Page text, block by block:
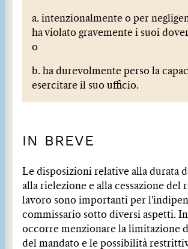
a. intenzionalmente o per
ha violato gravemente i suoi
o
b. ha durevolmente perso la
esercitare il suo ufficio.
IN BREVE
Le disposizioni relative alla durata
alla rielezione e alla cessazione del
lavoro sono importanti per
commissario sotto diversi aspetti.
occorre menzionare la limitazione
del mandato e le possibilità